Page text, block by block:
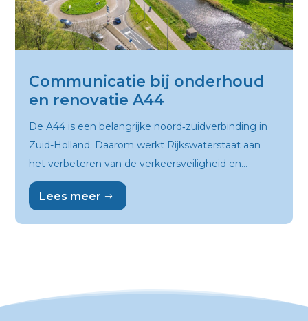
Communicatie bij onderhoud
en renovatie A44
De A44 is een belangrijke noord‑zuidverbinding in
Zuid-Holland. Daarom werkt Rijkswaterstaat aan
het verbeteren van de verkeersveiligheid en...
Lees meer $